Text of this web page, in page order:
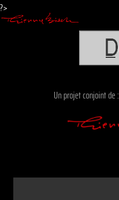
?>
Un projet conjoint de :